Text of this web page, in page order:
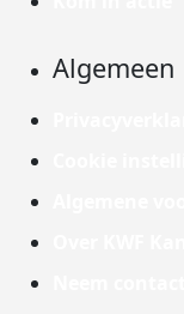
Algemeen